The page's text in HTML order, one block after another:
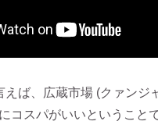
えば、広蔵市場 (クァン
コスパがいいということ